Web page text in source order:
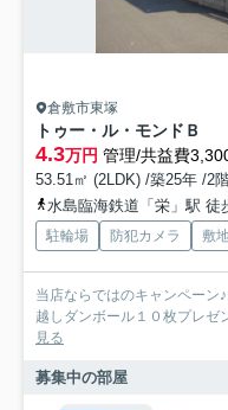
倉敷市東塚
トゥー・ル・モンドＢ
4.3万円 管理/共益費
53.51㎡ (2LDK) /築25年 /2
水島臨海鉄道「栄」駅 徒
駐輪場 防犯カメラ 敷
当店ならではのキャンペーン
越しダンボール１０枚プレゼ
見る
募集中の部屋